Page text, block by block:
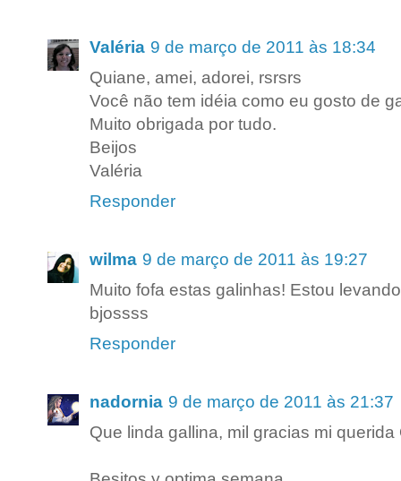
Valéria 9 de março de 2011 às 18:34
Quiane, amei, adorei, rsrsrs
Você não tem idéia como eu gosto de
Muito obrigada por tudo.
Beijos
Valéria
Responder
wilma 9 de março de 2011 às 19:27
Muito fofa estas galinhas! Estou
bjossss
Responder
nadornia 9 de março de 2011 às 21:37
Que linda gallina, mil gracias mi